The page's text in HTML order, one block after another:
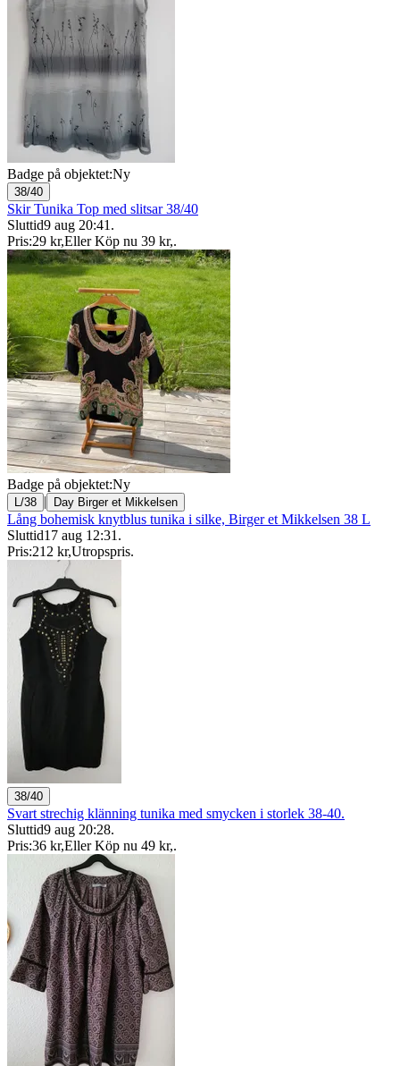
Badge på objektet:Ny
38/40
Skir Tunika Top med slitsar 38/40
Sluttid9 aug 20:41 .
Pris:29 kr,Eller Köp nu 39 kr,.
Badge på objektet:Ny
L/38 | Day Birger et Mikkelsen
Lång bohemisk knytblus tunika i silke, Birger et Mikkelsen 38 L
Sluttid17 aug 12:31 .
Pris:212 kr,Utropspris.
38/40
Svart strechig klänning tunika med smycken i storlek 38-40.
Sluttid9 aug 20:28.
Pris:36 kr,Eller Köp nu 49 kr,.